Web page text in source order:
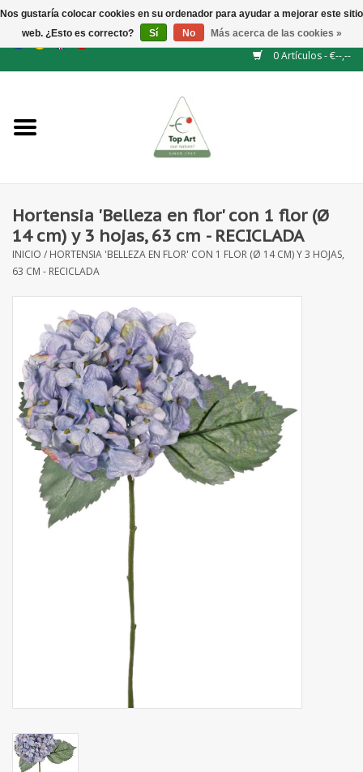
GBP/CHF /BGN/
0 Artículos - €--,--
NUEVO
Flores artificiales
Rama de hojas / bayas
Fruta artificial
decoración
Coronas de flores
Hortensia 'Belleza en flor' con 1 flor (Ø
14 cm) y 3 hojas, 63 cm - RECICLADA
INICIO / HORTENSIA 'BELLEZA EN FLOR' CON 1 FLOR (Ø 14 CM) Y 3 HOJAS,
63 CM - RECICLADA
Nos gustaría colocar cookies en su ordenador para ayudar a mejorar este sitio
web. ¿Esto es correcto?
Sí No Más acerca de las cookies »